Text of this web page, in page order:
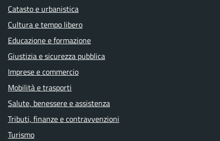
Catasto e urbanistica
Cultura e tempo libero
Educazione e formazione
Giustizia e sicurezza pubblica
Imprese e commercio
Mobilità e trasporti
Salute, benessere e assistenza
Tributi, finanze e contravvenzioni
Turismo